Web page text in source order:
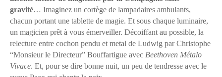
gravité… Imaginez un cortège de lampadaires ambulants,
chacun portant une tablette de magie. Et sous chaque luminaire,
un magicien prêt à vous émerveiller. Décoiffant au possible, la
relecture entre cochon pendu et metal de Ludwig par Christophe
“Monsieur le Directeur” Bouffartigue avec Beethoven Métalo
Vivace. Et, pour se dire bonne nuit, un peu de tendresse avec le